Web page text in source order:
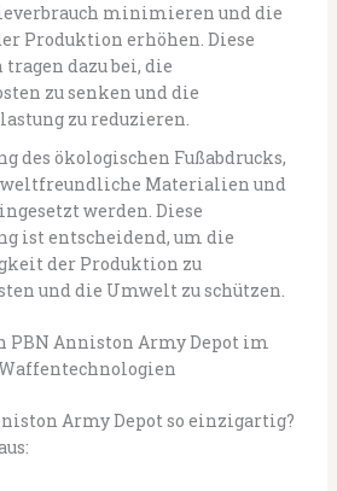
minimieren und die
Produktion erhöhen. Diese
dazu bei, die
zu senken und die
zu reduzieren.
des ökologischen Fußabdrucks,
Materialien und
werden. Diese
ist entscheidend, um die
der Produktion zu
und die Umwelt zu schützen.
PBN Anniston Army Depot im
Army Depot so einzigartig?